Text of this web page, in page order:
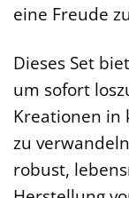
eine Freude
Dieses Set
um sofort
Kreationen in
zu
robust,